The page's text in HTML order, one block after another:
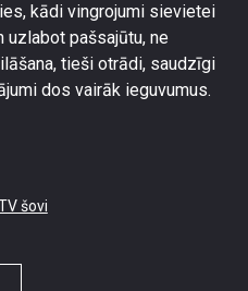
kādi vingrojumi sievietei
uzlabot pašsajūtu, ne
tieši otrādi, saudzīgi
dos vairāk ieguvumus.
šovi